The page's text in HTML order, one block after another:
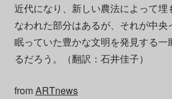
近代になり、新しい農法によって埋
なわれた部分はあるが、それが中央
眠っていた豊かな文明を発見する一
るだろう。（翻訳：石井佳子）
fromARTnews